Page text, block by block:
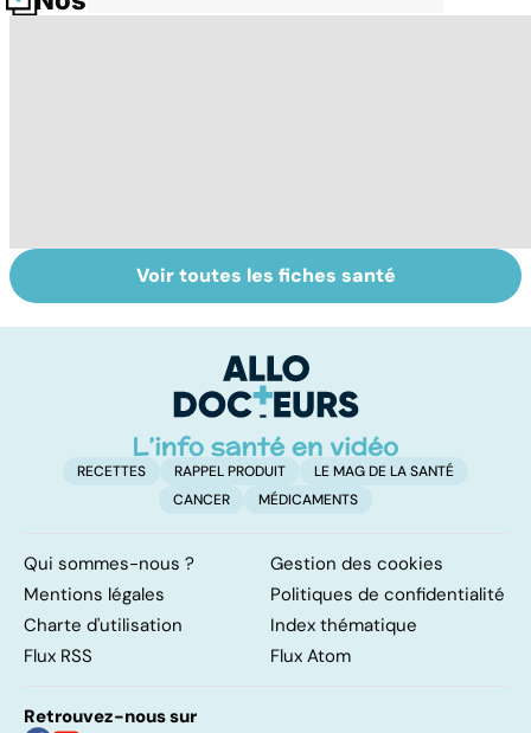
Les agrumes et
leurs bienfaits
Alimentation :
mangeons-nous
protéines ?
Voir toutes les fiches santé
RECETTES RAPPEL PRODUIT
LE MAG DE LA SANTÉ
CANCER
MÉDICAMENTS
Qui sommes-nous ?
Gestion des cookies
Mentions légales
Politiques de confidentialité
Charte d'utilisation
Index thématique
Flux RSS
Flux Atom
Retrouvez-nous sur